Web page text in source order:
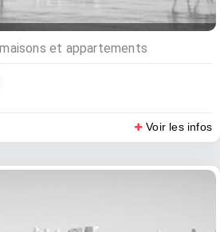
et appartements
Voir les infos